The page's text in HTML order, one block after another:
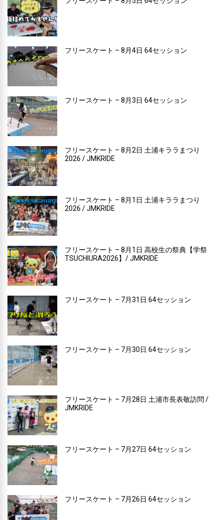
フリースケート – 8月4日 64セッション
フリースケート – 8月3日 64セッション
フリースケート – 8月2日 土浦キララまつり
2026 / JMKRIDE
フリースケート – 8月1日 土浦キララまつり
2026 / JMKRIDE
フリースケート – 8月1日 高校生の祭典【学祭
TSUCHIURA2026】/ JMKRIDE
フリースケート – 7月31日 64セッション
フリースケート – 7月30日 64セッション
フリースケート – 7月28日 土浦市長表敬訪問 /
JMKRIDE
フリースケート – 7月27日 64セッション
フリースケート – 7月26日 64セッション